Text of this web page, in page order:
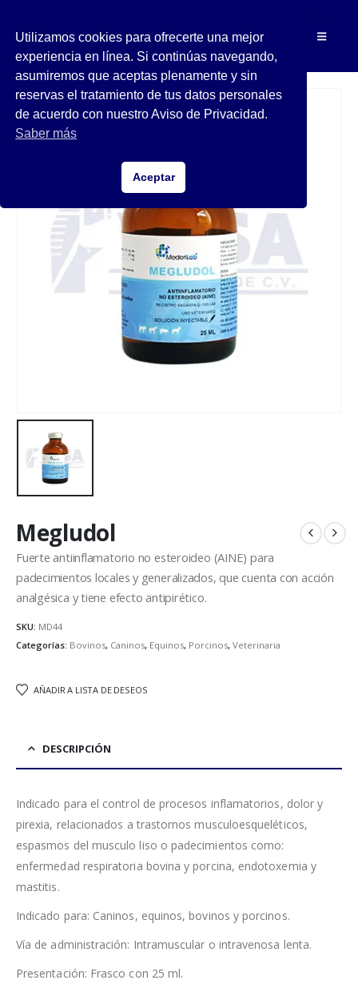
Megludol
Fuerte antiinflamatorio no esteroideo (AINE) para
padecimientos locales y generalizados, que cuenta con acción
analgésica y tiene efecto antipirético.
SKU: MD44
Categorías: Bovinos, Caninos, Equinos, Porcinos, Veterinaria
AÑADIR A LISTA DE DESEOS
DESCRIPCIÓN
Indicado para el control de procesos inflamatorios, dolor y
pirexia, relacionados a trastornos musculoesqueléticos,
espasmos del musculo liso o padecimientos como:
enfermedad respiratoria bovina y porcina, endotoxemia y
mastitis.
Indicado para: Caninos, equinos, bovinos y porcinos.
Vía de administración: Intramuscular o intravenosa lenta.
Presentación: Frasco con 25 ml.
Utilizamos cookies para ofrecerte una mejor
experiencia en línea. Si continúas navegando,
asumiremos que aceptas plenamente y sin
reservas el tratamiento de tus datos personales
de acuerdo con nuestro Aviso de Privacidad.
Saber más
Aceptar